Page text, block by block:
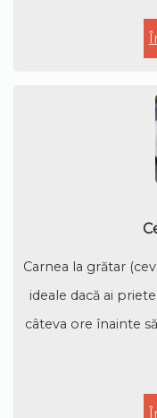
Carnea la grătar
ideale dacă ai
câteva ore înainte